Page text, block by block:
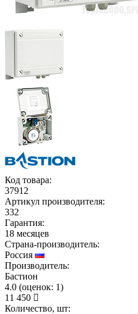
Код товара:
37912
Артикул производителя:
332
Гарантия:
18 месяцев
Страна-производитель:
Россия
Производитель:
Бастион
4.0 (оценок: 1)
11 450
Количество, шт: